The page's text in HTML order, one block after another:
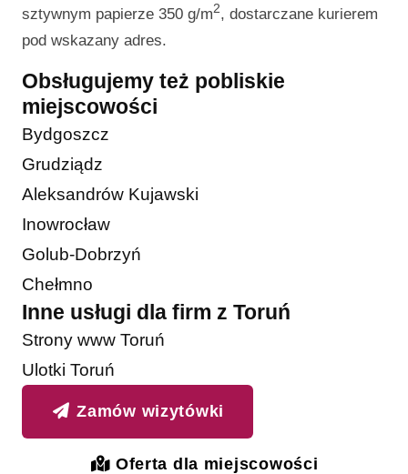
sztywnym papierze 350 g/m2, dostarczane kurierem
pod wskazany adres.
Obsługujemy też pobliskie
miejscowości
Bydgoszcz
Grudziądz
Aleksandrów Kujawski
Inowrocław
Golub-Dobrzyń
Chełmno
Inne usługi dla firm z Toruń
Strony www Toruń
Ulotki Toruń
Zamów wizytówki
Oferta dla miejscowości